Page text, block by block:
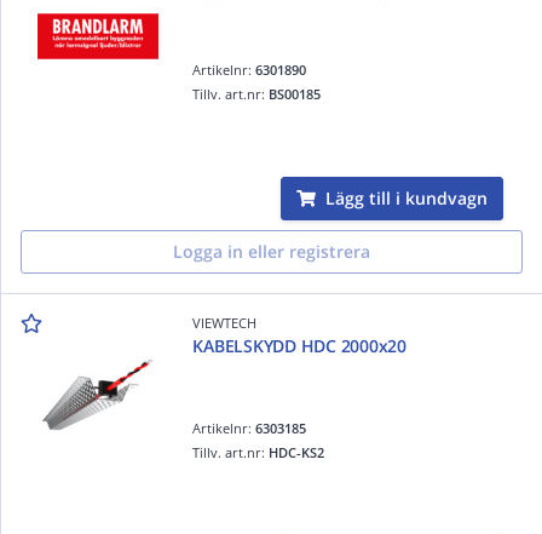
Artikelnr:6301890
Tillv. art.nr: BS00185
Lägg till i kundvagn
Logga in eller registrera
VIEWTECH
KABELSKYDD HDC 2000x20
Artikelnr:6303185
Tillv. art.nr: HDC-KS2